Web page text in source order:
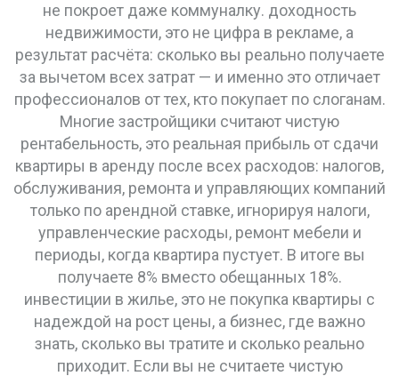
не покроет даже коммуналку. доходность
недвижимости, это не цифра в рекламе, а
результат расчёта: сколько вы реально получаете
за вычетом всех затрат— и именно это отличает
профессионалов от тех, кто покупает по слоганам.
Многие застройщики считают чистую
рентабельность, это реальная прибыль от сдачи
квартиры в аренду после всех расходов: налогов,
обслуживания, ремонта и управляющих компаний
только по арендной ставке, игнорируя налоги,
управленческие расходы, ремонт мебели и
периоды, когда квартира пустует. В итоге вы
получаете 8% вместо обещанных 18%.
инвестиции в жилье, это не покупка квартиры с
надеждой на рост цены, а бизнес, где важно
знать, сколько вы тратите и сколько реально
приходит. Если вы не считаете чистую